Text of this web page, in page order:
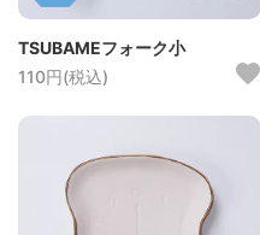
TSUBAMEフォーク小
110円(税込)